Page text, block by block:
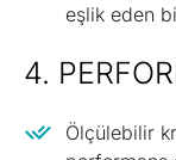
eşlik eden
4.
Ölçülebilir